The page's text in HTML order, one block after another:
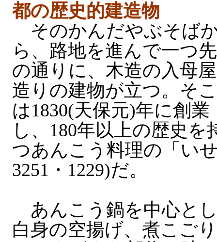
都の歴史的建造物
そのかんだやぶそば
ら、路地を進んで一つ先
の通りに、木造の入母屋
造りの建物が立つ。そこ
は1830(天保元)年に創業
し、180年以上の歴史を
つあんこう料理の「い
3251・1229)だ。
あんこう鍋を中心と
白身の空揚げ、煮こご